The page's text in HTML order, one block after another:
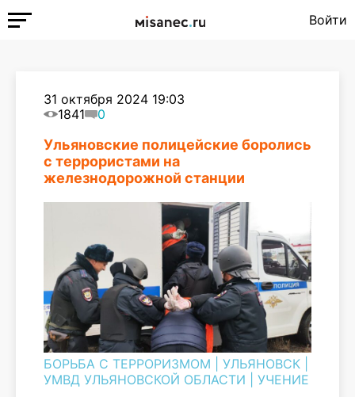
Войти
31 октября 2024 19:03
1841
0
Ульяновские полицейские боролись
с террористами на
железнодорожной станции
БОРЬБА С ТЕРРОРИЗМОМ УЛЬЯНОВСК
УМВД УЛЬЯНОВСКОЙ ОБЛАСТИ
УЧЕНИЕ